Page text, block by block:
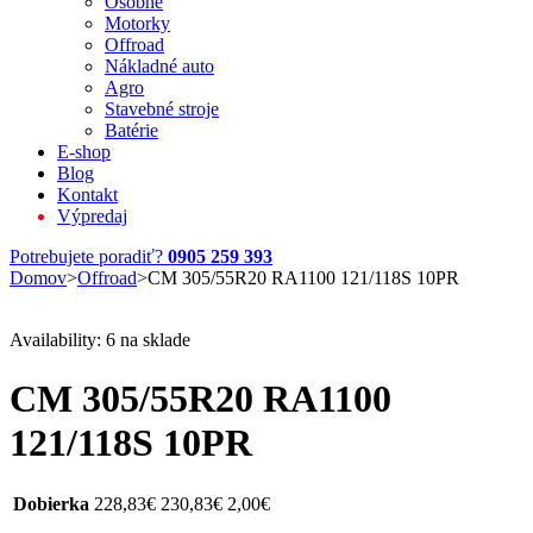
Motorky
Offroad
Nákladné auto
Agro
Stavebné stroje
Batérie
E-shop
Blog
Kontakt
Výpredaj
Potrebujete poradiť? 0905 259 393
Domov>Offroad>CM 305/55R20 RA1100 121/118S 10PR
Availability: 6 na sklade
CM 305/55R20 RA1100
121/118S 10PR
Dobierka 228,83€ 230,83€ 2,00€